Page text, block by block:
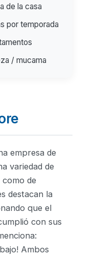
de la casa
por temporada
/ mucama
empresa de
variedad de
de
destacan la
que el
con sus
Ambos